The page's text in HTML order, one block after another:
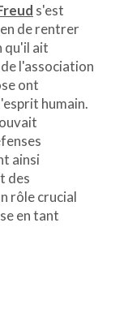
s'est
de rentrer
qu'il ait
l'association
ont
humain.
ainsi
des
rôle crucial
en tant